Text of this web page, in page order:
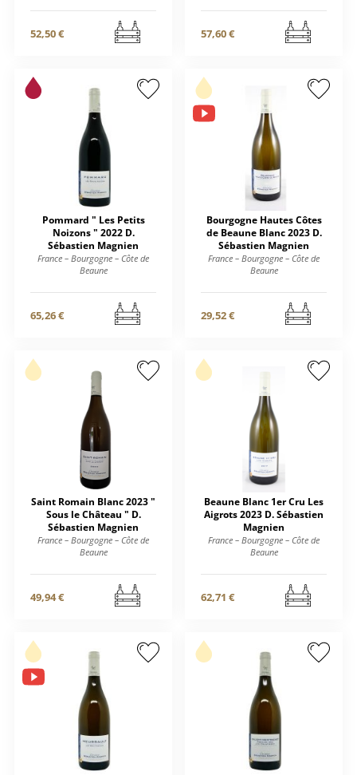
52,50 € 57,60 €
Pommard " Les Petits
Noizons " 2022 D.
Sébastien Magnien
France – Bourgogne – Côte de
Beaune
65,26 €
Bourgogne Hautes Côtes
de Beaune Blanc 2023 D.
Sébastien Magnien
France – Bourgogne – Côte de
Beaune
29,52 €
Saint Romain Blanc 2023 "
Sous le Château " D.
Sébastien Magnien
France – Bourgogne – Côte de
Beaune
49,94 €
Beaune Blanc 1er Cru Les
Aigrots 2023 D. Sébastien
Magnien
France – Bourgogne – Côte de
Beaune
62,71 €